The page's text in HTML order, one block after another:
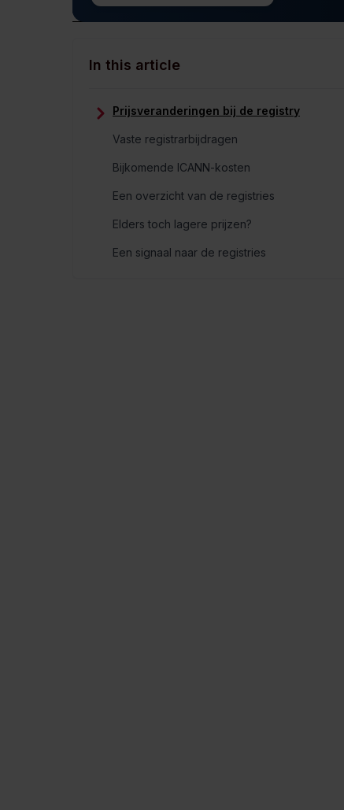
In this article
Prijsveranderingen bij de registry
Vaste registrarbijdragen
Bijkomende ICANN-kosten
Een overzicht van de registries
Elders toch lagere prijzen?
Een signaal naar de registries